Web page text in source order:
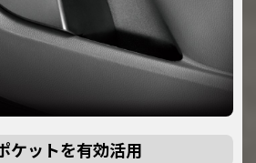
ケットを有効活用